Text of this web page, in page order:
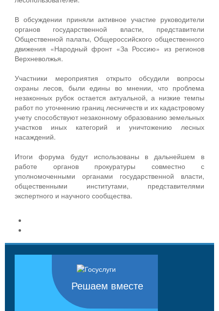
В обсуждении приняли активное участие руководители
органов государственной власти, представители
Общественной палаты, Общероссийского общественного
движения «Народный фронт «За Россию» из регионов
Верхневолжья.
Участники мероприятия открыто обсудили вопросы
охраны лесов, были едины во мнении, что проблема
незаконных рубок остается актуальной, а низкие темпы
работ по уточнению границ лесничеств и их кадастровому
учету способствуют незаконному образованию земельных
участков иных категорий и уничтожению лесных
насаждений.
Итоги форума будут использованы в дальнейшем в
работе органов прокуратуры совместно с
уполномоченными органами государственной власти,
общественными институтами, представителями
экспертного и научного сообщества.
Решаем вместе